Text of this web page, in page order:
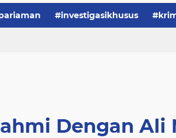
#investigasikhusus
Dengan Ali